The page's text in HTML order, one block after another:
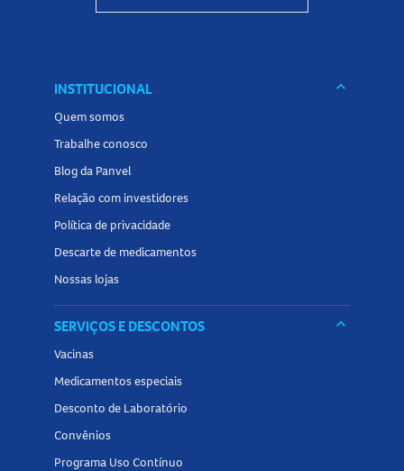
INSTITUCIONAL keyboard_arrow_down
Quem somos
Trabalhe conosco
Blog da Panvel
Relação com investidores
Política de privacidade
Descarte de medicamentos
Nossas lojas
SERVIÇOS E DESCONTOS keyboard_arrow_down
Vacinas
Medicamentos especiais
Desconto de Laboratório
Convênios
Programa Uso Contínuo